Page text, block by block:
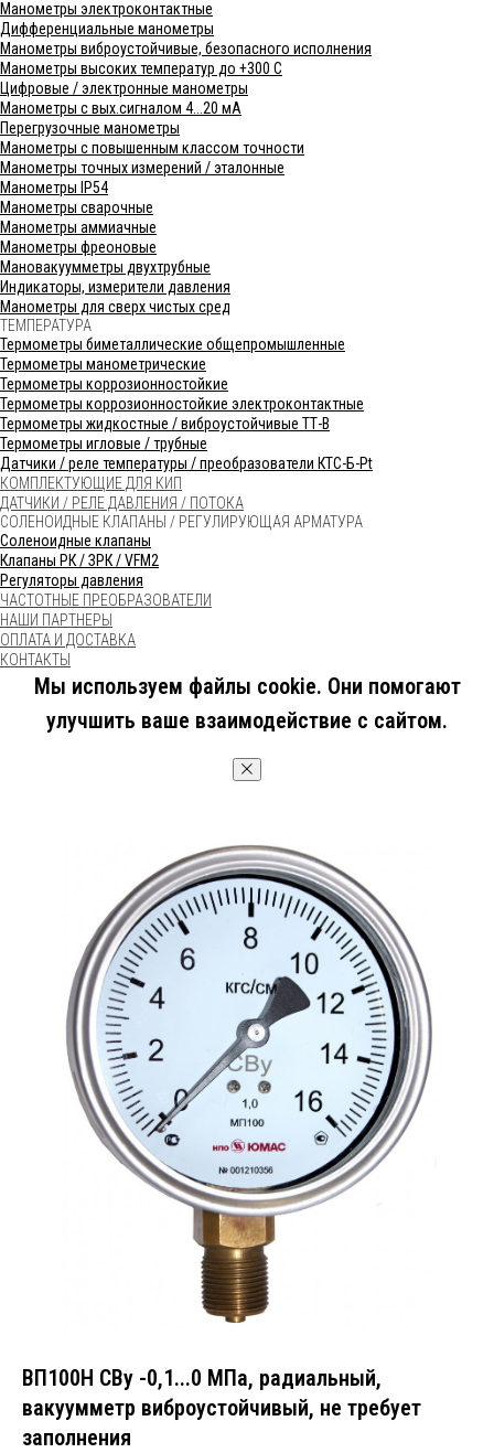
Манометры электроконтактные
Дифференциальные манометры
Манометры виброустойчивые, безопасного исполнения
Манометры высоких температур до +300 С
Цифровые / электронные манометры
Манометры с вых.сигналом 4...20 мА
Перегрузочные манометры
Манометры с повышенным классом точности
Манометры точных измерений / эталонные
Манометры IP54
Манометры сварочные
Манометры аммиачные
Манометры фреоновые
Мановакуумметры двухтрубные
Индикаторы, измерители давления
Манометры для сверх чистых сред
ТЕМПЕРАТУРА
Термометры биметаллические общепромышленные
Термометры манометрические
Термометры коррозионностойкие
Термометры коррозионностойкие электроконтактные
Термометры жидкостные / виброустойчивые ТТ-В
Термометры игловые / трубные
Датчики / реле температуры / преобразователи КТС-Б-Pt
КОМПЛЕКТУЮЩИЕ ДЛЯ КИП
ДАТЧИКИ / РЕЛЕ ДАВЛЕНИЯ / ПОТОКА
СОЛЕНОИДНЫЕ КЛАПАНЫ / РЕГУЛИРУЮЩАЯ АРМАТУРА
Соленоидные клапаны
Клапаны РК / ЗРК / VFM2
Регуляторы давления
ЧАСТОТНЫЕ ПРЕОБРАЗОВАТЕЛИ
НАШИ ПАРТНЕРЫ
ОПЛАТА И ДОСТАВКА
КОНТАКТЫ
Мы используем файлы cookie. Они помогают
улучшить ваше взаимодействие с сайтом.
ВП100Н СВу -0,1...0 МПа, радиальный,
вакуумметр виброустойчивый, не требует
заполнения